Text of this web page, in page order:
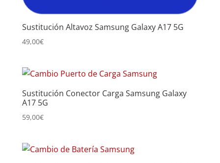
Sustitución Altavoz Samsung Galaxy A17 5G
49,00€
Sustitución Conector Carga Samsung Galaxy
A17 5G
59,00€